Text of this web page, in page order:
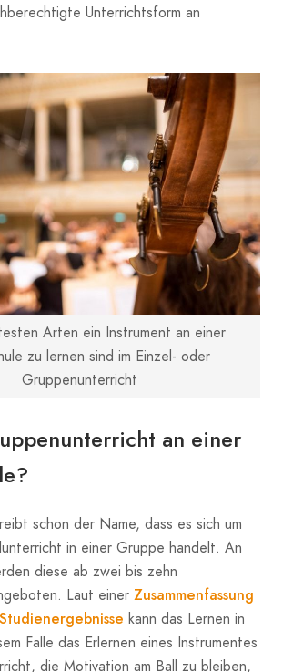
Unterrichtsform an
Arten ein Instrument an einer
zu lernen sind im Einzel- oder
Gruppenunterricht
an einer
schon der Name, dass es sich um
in einer Gruppe handelt. An
diese ab zwei bis zehn
Laut einer Zusammenfassung
kann das Lernen in
Falle das Erlernen eines Instrumentes
die Motivation am Ball zu bleiben,